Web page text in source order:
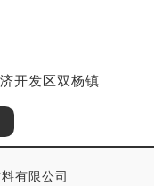
开发区双杨镇
有限公司